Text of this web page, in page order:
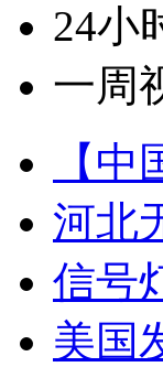
24小
一周
【
河北
信号
美国